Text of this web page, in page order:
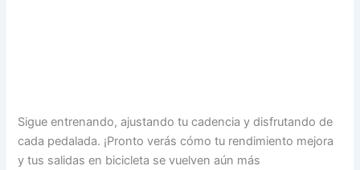
Sigue entrenando, ajustando tu cadencia y disfrutando de
cada pedalada. ¡Pronto verás cómo tu rendimiento mejora
y tus salidas en bicicleta se vuelven aún más